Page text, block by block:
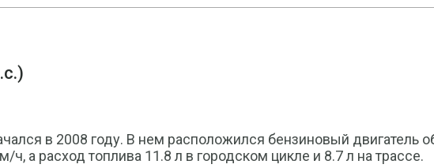
в 2008 году. В нем расположился бензиновый двигатель
ч, а расход топлива 11.8 л в городском цикле и 8.7 л на трассе.